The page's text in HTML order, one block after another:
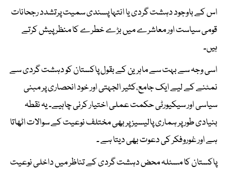
اس کے باوجود دہشت گردی یا انتہا پسندی سمیت پرتشدد رجحانات
قومی سیاست اور معاشرے میں بڑے خطرے کا منظر پیش کرتے
ہیں۔
اسی وجہ سے بہت سے ماہرین کے بقول پاکستان کو دہشت گردی سے
نمٹنے کے لیے ایک جامع،کثیر الجہتی اور خود انحصاری پر مبنی
سیاسی اور سیکیورٹی حکمت عملی اختیار کرنی چاہیے۔ یہ نقطہ
بنیادی طور پر ہماری پالیسیز پر بھی مختلف نوعیت کے سوالات اٹھاتا
ہے اور غوروفکر کی دعوت بھی دیتا ہے ۔
پاکستان کا مسئلہ محض دہشت گردی کے تناظر میں داخلی نوعیت